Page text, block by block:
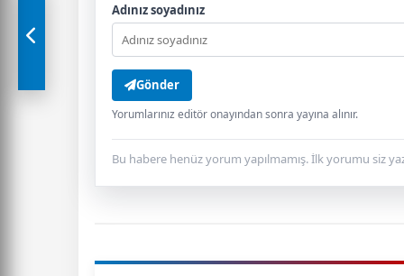
Adınız soyadınız
Gönder
Yorumlarınız editör onayından sonra yayına alınır.
Bu habere henüz yorum yapılmamış. İlk yorumu siz